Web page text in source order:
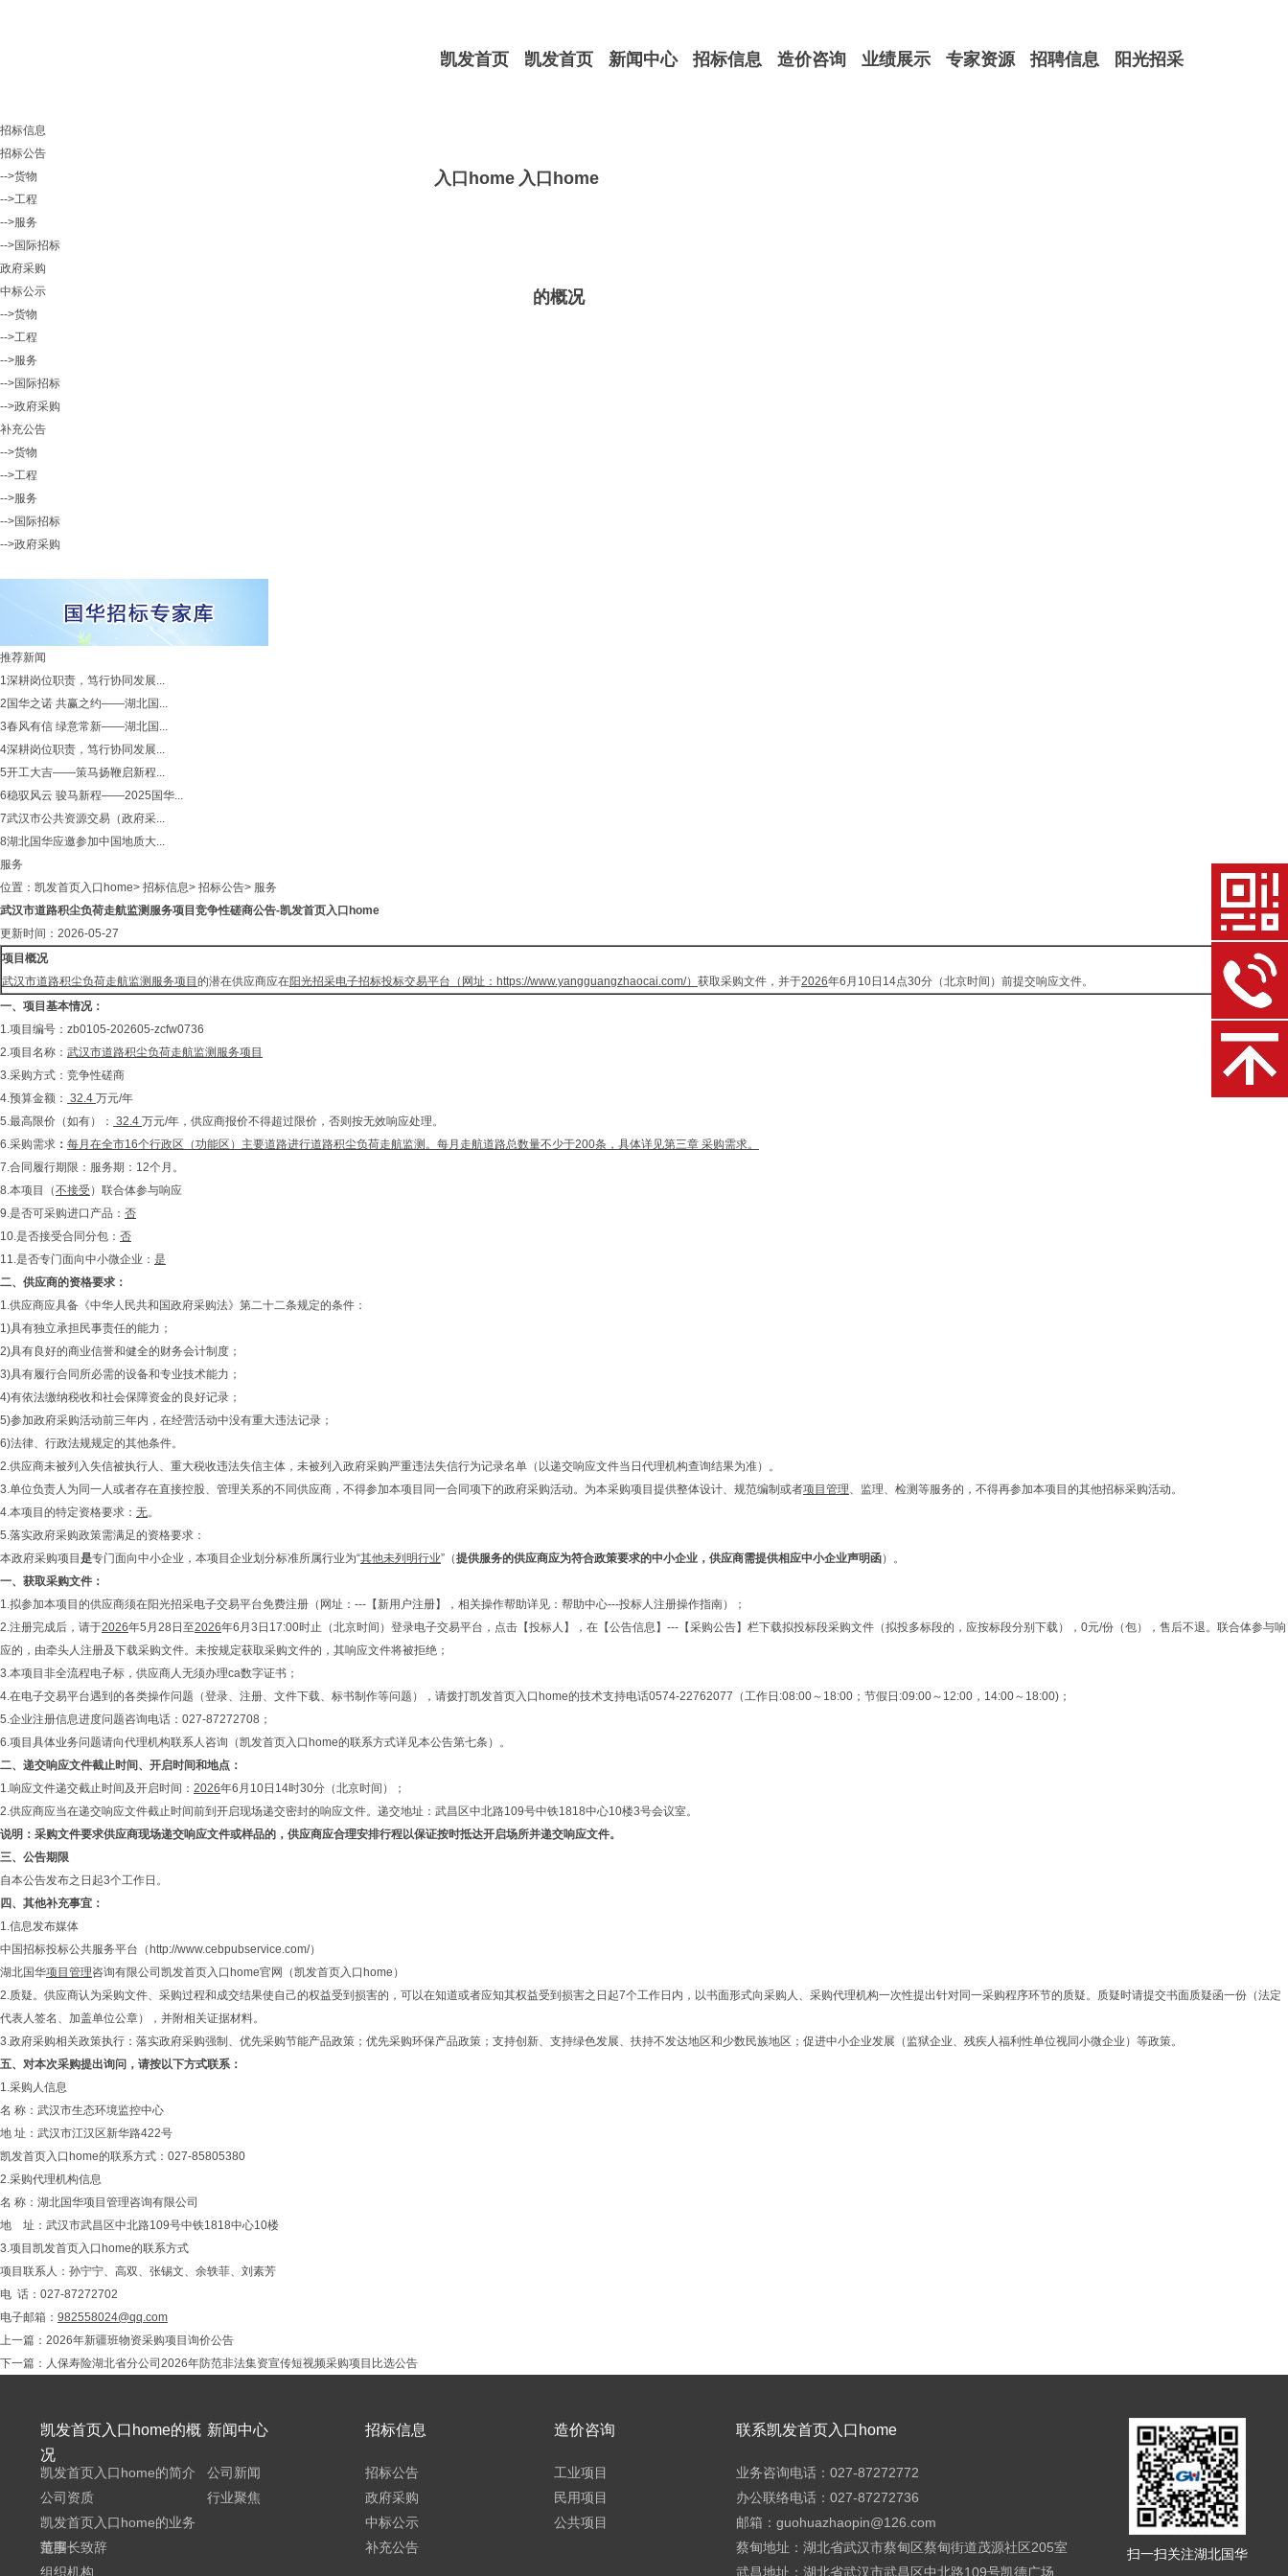
凯发首页
入口home
凯发首页
入口home
的概况
新闻中心 招标信息 造价咨询 业绩展示 专家资源 招聘信息 阳光招采
招标信息
招标公告
-->货物
-->工程
-->服务
-->国际招标
政府采购
中标公示
-->货物
-->工程
-->服务
-->国际招标
-->政府采购
补充公告
-->货物
-->工程
-->服务
-->国际招标
-->政府采购
推荐新闻
1深耕岗位职责，笃行协同发展...
2 国华之诺 共赢之约——湖北国...
3春风有信 绿意常新——湖北国...
4深耕岗位职责，笃行协同发展...
5开工大吉——策马扬鞭启新程...
6稳驭风云 骏马新程——2025国华...
7武汉市公共资源交易（政府采...
8湖北国华应邀参加中国地质大...
服务
位置： 凯发首页入口home> 招标信息> 招标公告> 服务
武汉市道路积尘负荷走航监测服务项目竞争性磋商公告-凯发首页入口home
更新时间：2026-05-27
项目概况
武汉市道路积尘负荷走航监测服务项目 的潜在供应商应在阳光招采电子招标投标交易平台（网址： https://www.yangguangzhaocai.com/） 获取采购文件，并于2026年6月10日14点30分（北京时间）前提交响应文件。
一、 项目基本情况：
1.项目编号：zb0105-202605-zcfw0736
2.项目名称： 武汉市道路积尘负荷走航监测服务项目
3.采购方式：竞争性磋商
4.预算金额： 32.4 万元/年
5.最高限价（如有）： 32.4 万元/年，供应商报价不得超过限价，否则按无效响应处理。
6.采购需求 ： 每月在全市16个行政区（功能区）主要道路进行道路积尘负荷走航监测。每月走航道路总数量不少于200条，具体详见第三章 采购需求。
7.合同履行期限：服务期：12个月。
8.本项目（不接受 ）联合体参与响应
9.是否可采购进口产品： 否
10.是否接受合同分包： 否
11.是否专门面向中小微企业： 是
二、 供应商的资格要求：
1.供应商应具备《中华人民共和国政府采购法》第二十二条规定的条件：
1)具有独立承担民事责任的能力；
2)具有良好的商业信誉和健全的财务会计制度；
3)具有履行合同所必需的设备和专业技术能力；
4)有依法缴纳税收和社会保障资金的良好记录；
5)参加政府采购活动前三年内，在经营活动中没有重大违法记录；
6)法律、行政法规规定的其他条件。
2.供应商未被列入失信被执行人、重大税收违法失信主体，未被列入政府采购严重违法失信行为记录名单（以递交响应文件当日代理机构查询结果为准）。
3.单位负责人为同一人或者存在直接控股、管理关系的不同供应商，不得参加本项目同一合同项下的政府采购活动。为本采购项目提供整体设计、规范编制或者项目管理、监理、检测等服务的，不得再参加本项目的其他招标采购活动。
4.本项目的特定资格要求： 无。
5.落实政府采购政策需满足的资格要求：
本政府采购项目 是专门面向中小企业，本项目企业划分标准所属行业为“其他未列明行业”（提供服务的供应商应为符合政策要求的中小企业，供应商需提供相应中小企业声明函）。
一、 获取采购文件 ：
1.拟参加本项目的供应商须在阳光招采电子交易平台免费注册（网址：---【新用户注册】，相关操作帮助详见：帮助中心---投标人注册操作指南）；
2.注册完成后，请于2026年5月28日至2026年6月3日17:00时止（北京时间）登录电子交易平台，点击【投标人】，在【公告信息】---【采购公告】栏下载拟投标段采购文件（拟投多标段的，应按标段分别下载），0元/份（包），售后不退。联合体参与响
应的，由牵头人注册及下载采购文件。未按规定获取采购文件的，其响应文件将被拒绝；
3.本项目非全流程电子标，供应商人无须办理ca数字证书；
4.在电子交易平台遇到的各类操作问题（登录、注册、文件下载、标书制作等问题），请拨打凯发首页入口home的技术支持电话0574-22762077（工作日:08:00～18:00；节假日:09:00～12:00，14:00～18:00)；
5.企业注册信息进度问题咨询电话：027-87272708；
6.项目具体业务问题请向代理机构联系人咨询（凯发首页入口home的联系方式详见本公告第七条）。
二、 递交响应文件截止时间、开启时间和地点：
1.响应文件递交截止时间及开启时间： 2026年6月10日14时30分（北京时间）；
2.供应商应当在递交响应文件截止时间前到开启现场递交密封的响应文件。递交地址：武昌区中北路109号中铁1818中心10楼3号会议室。
说明：采购文件要求供应商现场递交响应文件或样品的，供应商应合理安排行程以保证按时抵达开启场所并递交响应文件。
三、 公告期限
自本公告发布之日起3个工作日。
四、 其他补充事宜：
1.信息发布媒体
中国招标投标公共服务平台（http://www.cebpubservice.com/）
湖北国华项目管理咨询有限公司凯发首页入口home官网（凯发首页入口home ）
2.质疑。供应商认为采购文件、采购过程和成交结果使自己的权益受到损害的，可以在知道或者应知其权益受到损害之日起7个工作日内，以书面形式向采购人、采购代理机构一次性提出针对同一采购程序环节的质疑。质疑时请提交书面质疑函一份（法定
代表人签名、加盖单位公章），并附相关证据材料。
3.政府采购相关政策执行：落实政府采购强制、优先采购节能产品政策；优先采购环保产品政策；支持创新、支持绿色发展、扶持不发达地区和少数民族地区；促进中小企业发展（监狱企业、残疾人福利性单位视同小微企业）等政策。
五、 对本次采购提出询问，请按以下方式联系：
1.采购人信息
名 称：武汉市生态环境监控中心
地 址：武汉市江汉区新华路422号
凯发首页入口home的联系方式：027-85805380
2.采购代理机构信息
名 称：湖北国华项目管理咨询有限公司
地 址：武汉市武昌区中北路109号中铁1818中心10楼
3.项目凯发首页入口home的联系方式
项目联系人：孙宁宁、高双、张锡文、余轶菲、刘素芳
电 话：027-87272702
电子邮箱： 982558024@qq.com
上一篇： 2026年新疆班物资采购项目询价公告
下一篇： 人保寿险湖北省分公司2026年防范非法集资宣传短视频采购项目比选公告
凯发首页入口home的概
况
凯发首页入口home的简介
公司资质
凯发首页入口home的业务
范围
董事长致辞
组织机构
新闻中心
公司新闻
行业聚焦
招标信息
招标公告
政府采购
中标公示
补充公告
造价咨询
工业项目
民用项目
公共项目
联系凯发首页入口home
业务咨询电话：027-87272772
办公联络电话：027-87272736
邮箱： guohuazhaopin@126.com
蔡甸地址：湖北省武汉市蔡甸区蔡甸街道茂源社区205室
武昌地址：湖北省武汉市武昌区中北路109号凯德广场
扫一扫关注湖北国华